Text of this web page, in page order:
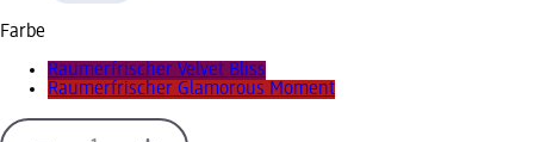
Farbe
Raumerfrischer Velvet Bliss
Raumerfrischer Glamorous Moment